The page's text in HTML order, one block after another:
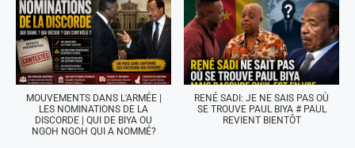
MOUVEMENTS DANS L'ARMÉE |
LES NOMINATIONS DE LA
DISCORDE | QUI DE BIYA OU
NGOH NGOH QUI A NOMMÉ?
RENÉ SADI: JE NE SAIS PAS OÙ
SE TROUVE PAUL BIYA # PAUL
REVIENT BIENTÔT